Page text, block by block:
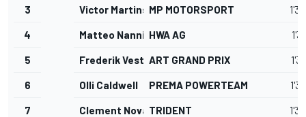
3 Victor Martins MP MOTORSPORT
4 Matteo NanniniHWA AG
5 Frederik Vesti ART GRAND PRIX
6 Olli Caldwell PREMA POWERTEAM
7 Clement NovalakTRIDENT